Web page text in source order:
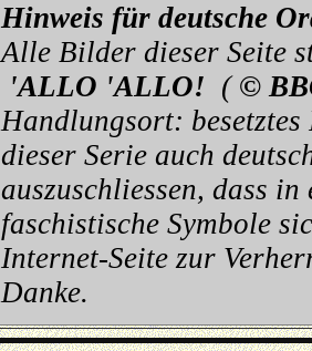
Hinweis für deutsche
Alle Bilder dieser Seite
'ALLO 'ALLO! ( ©
Handlungsort:
dieser Serie auch
auszuschliessen, dass in
faschistische Symbole
Internet-Seite zur
Danke.